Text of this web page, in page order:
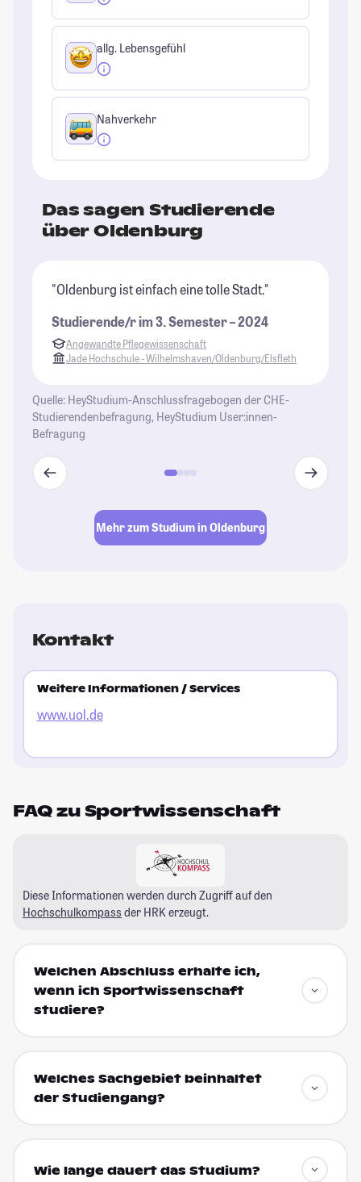
allg. Lebensgefühl
Nahverkehr
Das sagen Studierende
über Oldenburg
"Oldenburg ist einfach eine tolle Stadt."
Studierende/r im 3. Semester – 2024
Angewandte Pflegewissenschaft
Jade Hochschule - Wilhelmshaven/Oldenburg/Elsfleth
Quelle: HeyStudium-Anschlussfragebogen der CHE-
Studierendenbefragung, HeyStudium User:innen-
Befragung
Mehr zum Studium in Oldenburg
Kontakt
Weitere Informationen / Services
www.uol.de
FAQ zu Sportwissenschaft
Diese Informationen werden durch Zugriff auf den
Hochschulkompass der HRK erzeugt.
Welchen Abschluss erhalte ich,
wenn ich Sportwissenschaft
studiere?
Welches Sachgebiet beinhaltet
der Studiengang?
Wie lange dauert das Studium?